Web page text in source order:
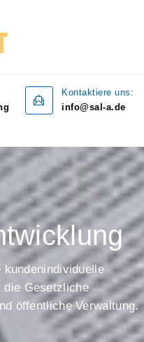
Kontaktiere uns:
info@sal-a.de
die Gesetzliche
öffentliche Verwaltung.